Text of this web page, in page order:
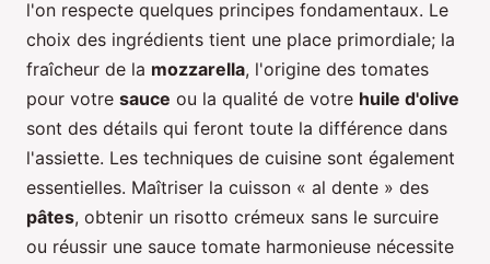
l'on respecte quelques principes fondamentaux. Le
choix des ingrédients tient une place primordiale; la
fraîcheur de la mozzarella, l'origine des tomates
pour votre sauce ou la qualité de votre huile d'olive
sont des détails qui feront toute la différence dans
l'assiette. Les techniques de cuisine sont également
essentielles. Maîtriser la cuisson « al dente » des
pâtes, obtenir un risotto crémeux sans le surcuire
ou réussir une sauce tomate harmonieuse nécessite